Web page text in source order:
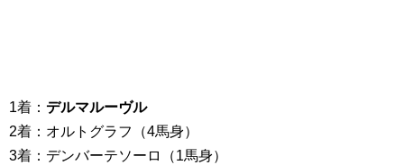
1着： デルマルーヴル
2着：オルトグラフ（4馬身）
3着：デンバーテソーロ（1馬身）